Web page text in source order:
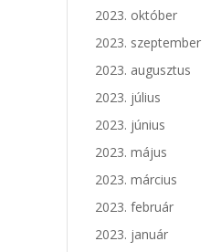
2023. október
2023. szeptember
2023. augusztus
2023. július
2023. június
2023. május
2023. március
2023. február
2023. január